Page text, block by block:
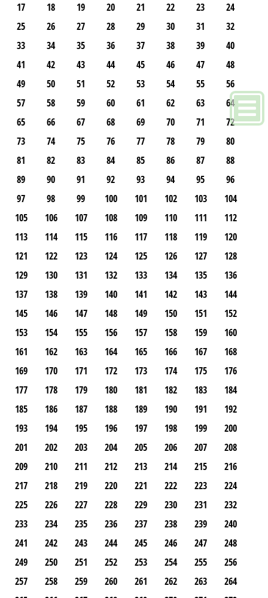
17
18 19 20 21 22 23
24
25
26 27 28 29 30 31
32
33
34 35 36 37 38 39
40
41
42 43 44 45 46 47
48
49
50 51 52 53 54 55
56
57
58 59 60 61 62 63
64
65
66 67 68 69 70 71
72
73
74 75 76 77 78 79
80
81
82 83 84 85 86 87
88
89
90 91 92 93 94 95
96
97
98 99 100 101 102 103
104
105
106 107 108 109 110 111
112
113
114 115 116 117 118 119
120
121
122 123 124 125 126 127
128
129
130 131 132 133 134 135
136
137
138 139 140 141 142 143
144
145
146 147 148 149 150 151
152
153
154 155 156 157 158 159
160
161
162 163 164 165 166 167
168
169
170 171 172 173 174 175
176
177
178 179 180 181 182 183
184
185
186 187 188 189 190 191
192
193
194 195 196 197 198 199
200
201
202 203 204 205 206 207
208
209
210 211 212 213 214 215
216
217
218 219 220 221 222 223
224
225
226 227 228 229 230 231
232
233
234 235 236 237 238 239
240
241
242 243 244 245 246 247
248
249
250 251 252 253 254 255
256
257
258 259 260 261 262 263
264